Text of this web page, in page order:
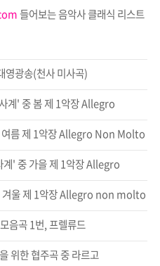
들어보는 음악사 클래식 리스트
영광송(천사 미사곡)
계' 중 봄 제 1악장 Allegro
여름 제 1악장 Allegro Non Molto
계' 중 가을 제 1악장 Allegro
겨울 제 1악장 Allegro non molto
음곡 1번, 프렐류드
위한 협주곡 중 라르고